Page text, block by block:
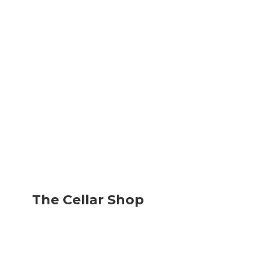
The Cellar Shop